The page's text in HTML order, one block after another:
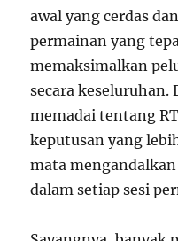
awal yang cerdas
permainan yang
memaksimalkan
secara keseluruhan.
memadai tentang
keputusan yang
mata
dalam setiap sesi